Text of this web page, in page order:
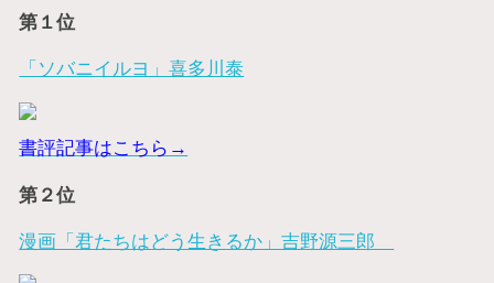
第１位
「ソバニイルヨ」喜多川泰
書評記事はこちら→
第２位
漫画「君たちはどう生きるか」吉野源三郎